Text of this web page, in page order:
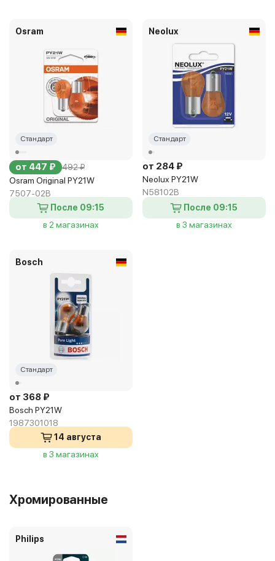
Osram
Стандарт
от 447 ₽ 492 ₽
Osram Original PY21W
7507-02B
После 09:15
в 2 магазинах
Neolux
Стандарт
от 284 ₽
Neolux PY21W
N58102B
После 09:15
в 3 магазинах
Bosch
Стандарт
от 368 ₽
Bosch PY21W
1987301018
14 августа
в 3 магазинах
Хромированные
Philips